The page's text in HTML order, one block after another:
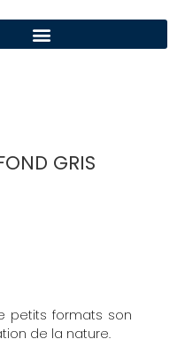
GRIS
petits formats son
de la nature.